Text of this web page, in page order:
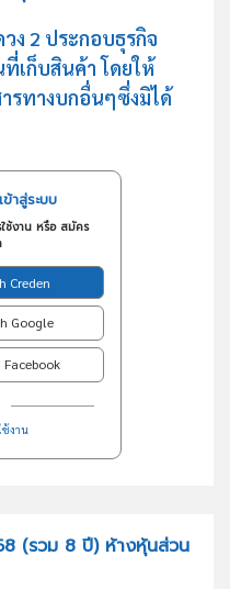
ง 2 ประกอบธุรกิจ
เก็บสินค้า โดยให้
รทางบกอื่นๆซึ่งมิได้
าสู่ระบบ
ช้งาน หรือ สมัคร
Creden
Google
งาน
(รวม 8 ปี) ห้างหุ้นส่วน